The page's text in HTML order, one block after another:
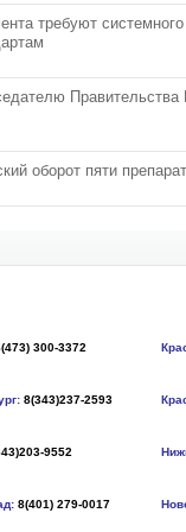
требуют системного
оборот пяти
300-3372
8(343)237-2593
9552
8(401) 279-0017